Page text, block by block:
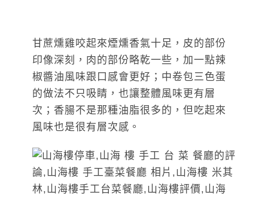
甘蔗燻雞咬起來煙燻香氣十足，皮的部份
印像深刻，肉的部份略乾一些，加一點辣
椒醬油風味跟口感會更好；中卷包三色蛋
的做法不只吸睛，也讓整體風味更有層
次；香腸不是那種油脂很多的，但吃起來
風味也是很有層次感。